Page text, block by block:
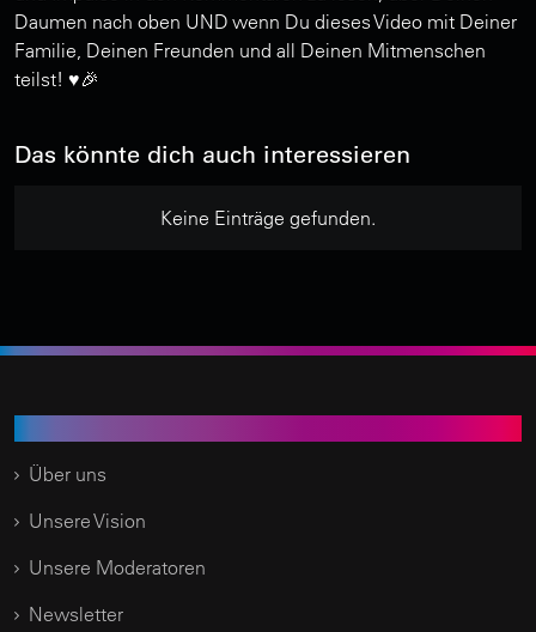
Daumen nach oben UND wenn Du dieses Video mit Deiner
Familie, Deinen Freunden und all Deinen Mitmenschen
teilst! ♥️🎉
Das könnte dich auch interessieren
Keine Einträge gefunden.
Über uns
Unsere Vision
Unsere Moderatoren
Newsletter